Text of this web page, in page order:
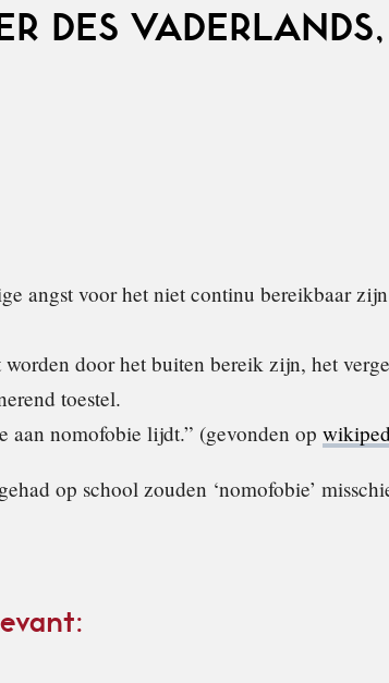
DES
angst voor het niet continu bereikbaar
door het buiten bereik zijn, het
toestel.
aan nomofobie lijdt.” (gevonden op
op school zouden ‘nomofobie’